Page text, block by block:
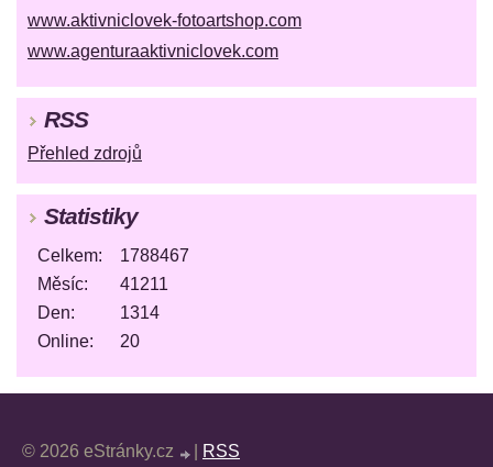
www.aktivniclovek-fotoartshop.com
www.agenturaaktivniclovek.com
RSS
Přehled zdrojů
Statistiky
Online: 20
Celkem:
1788467
Měsíc:
41211
Den:
1314
© 2026 eStránky.cz RSS